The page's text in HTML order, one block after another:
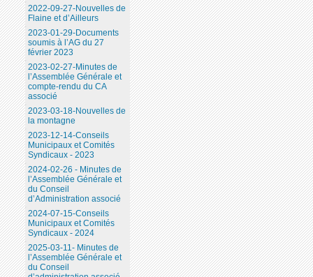
2022-09-27-Nouvelles de
Flaine et d’Ailleurs
2023-01-29-Documents
soumis à l’AG du 27
février 2023
2023-02-27-Minutes de
l’Assemblée Générale et
compte-rendu du CA
associé
2023-03-18-Nouvelles de
la montagne
2023-12-14-Conseils
Municipaux et Comités
Syndicaux - 2023
2024-02-26 - Minutes de
l’Assemblée Générale et
du Conseil
d’Administration associé
2024-07-15-Conseils
Municipaux et Comités
Syndicaux - 2024
2025-03-11- Minutes de
l’Assemblée Générale et
du Conseil